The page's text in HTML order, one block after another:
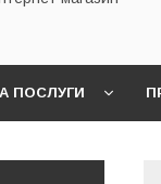
ПОСЛУГИ